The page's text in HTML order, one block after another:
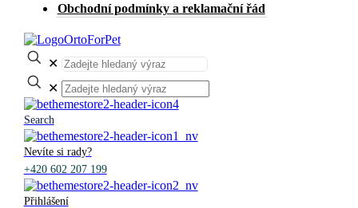
Obchodní podmínky a reklamační řád
✕
✕
Search
Nevíte si rady?
+420 602 207 199
Přihlášení